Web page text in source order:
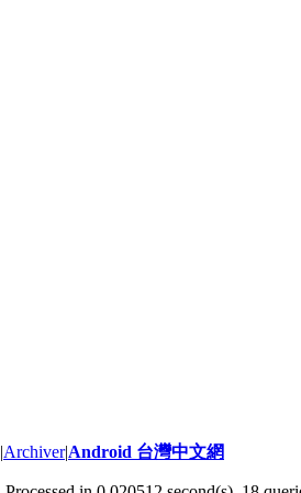
|Archiver|Android 台灣中文網